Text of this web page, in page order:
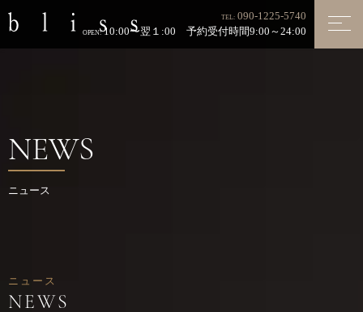
TEL: 090-1225-5740
OPEN:10:00〜翌１:00 予約受付時間9:00～24:00
NEWS
ニュース
ニュース